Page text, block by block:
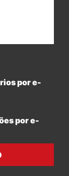
por e-
por e-